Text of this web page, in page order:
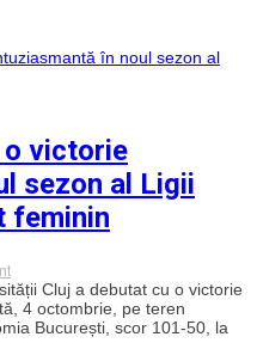
în
Krka,
adversar
al
clujenilor
o victorie
sezon al Ligii
feminin
on
„U”
Cluj
a
debutat
Cluj a debutat cu o victorie
4 octombrie, pe teren
București, scor 101-50, la